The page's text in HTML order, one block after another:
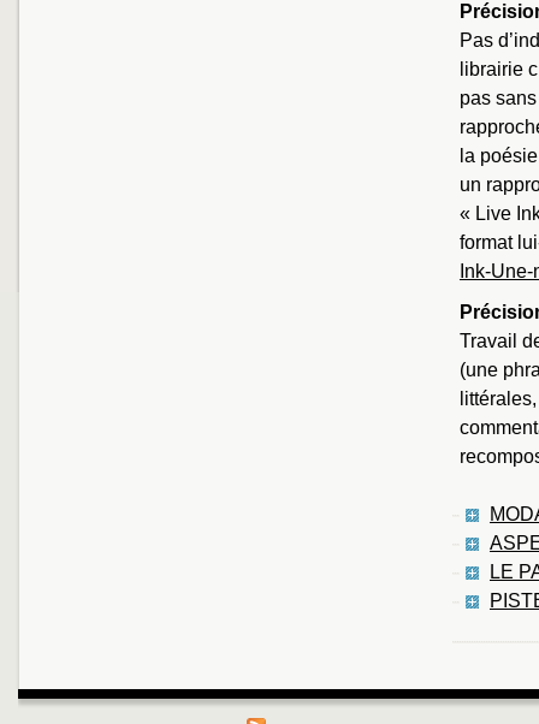
Pas
librairie
pas
la
un
« Live
format
Ink-
Travail
(une
LE